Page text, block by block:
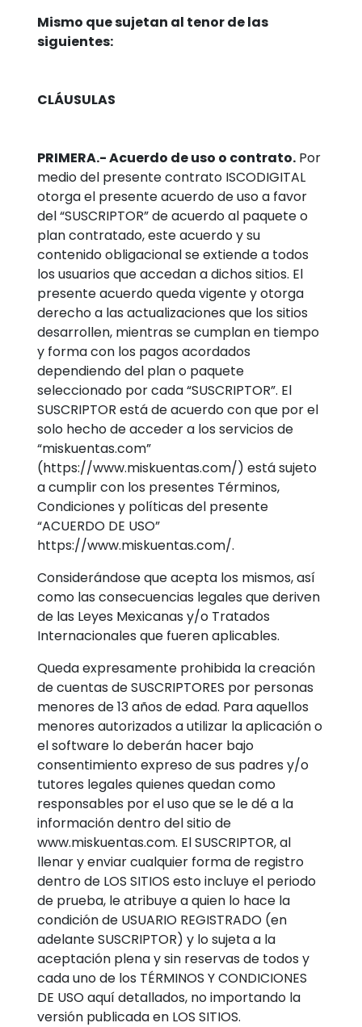
Mismo que sujetan al tenor de las
siguientes:
CLÁUSULAS
PRIMERA.- Acuerdo de uso o contrato. Por
medio del presente contrato ISCODIGITAL
otorga el presente acuerdo de uso a favor
del “SUSCRIPTOR” de acuerdo al paquete o
plan contratado, este acuerdo y su
contenido obligacional se extiende a todos
los usuarios que accedan a dichos sitios. El
presente acuerdo queda vigente y otorga
derecho a las actualizaciones que los sitios
desarrollen, mientras se cumplan en tiempo
y forma con los pagos acordados
dependiendo del plan o paquete
seleccionado por cada “SUSCRIPTOR”. El
SUSCRIPTOR está de acuerdo con que por el
solo hecho de acceder a los servicios de
“miskuentas.com”
(https://www.miskuentas.com/) está sujeto
a cumplir con los presentes Términos,
Condiciones y políticas del presente
“ACUERDO DE USO”
https://www.miskuentas.com/.
Considerándose que acepta los mismos, así
como las consecuencias legales que deriven
de las Leyes Mexicanas y/o Tratados
Internacionales que fueren aplicables.
Queda expresamente prohibida la creación
de cuentas de SUSCRIPTORES por personas
menores de 13 años de edad. Para aquellos
menores autorizados a utilizar la aplicación o
el software lo deberán hacer bajo
consentimiento expreso de sus padres y/o
tutores legales quienes quedan como
responsables por el uso que se le dé a la
información dentro del sitio de
www.miskuentas.com. El SUSCRIPTOR, al
llenar y enviar cualquier forma de registro
dentro de LOS SITIOS esto incluye el periodo
de prueba, le atribuye a quien lo hace la
condición de USUARIO REGISTRADO (en
adelante SUSCRIPTOR) y lo sujeta a la
aceptación plena y sin reservas de todos y
cada uno de los TÉRMINOS Y CONDICIONES
DE USO aquí detallados, no importando la
versión publicada en LOS SITIOS.